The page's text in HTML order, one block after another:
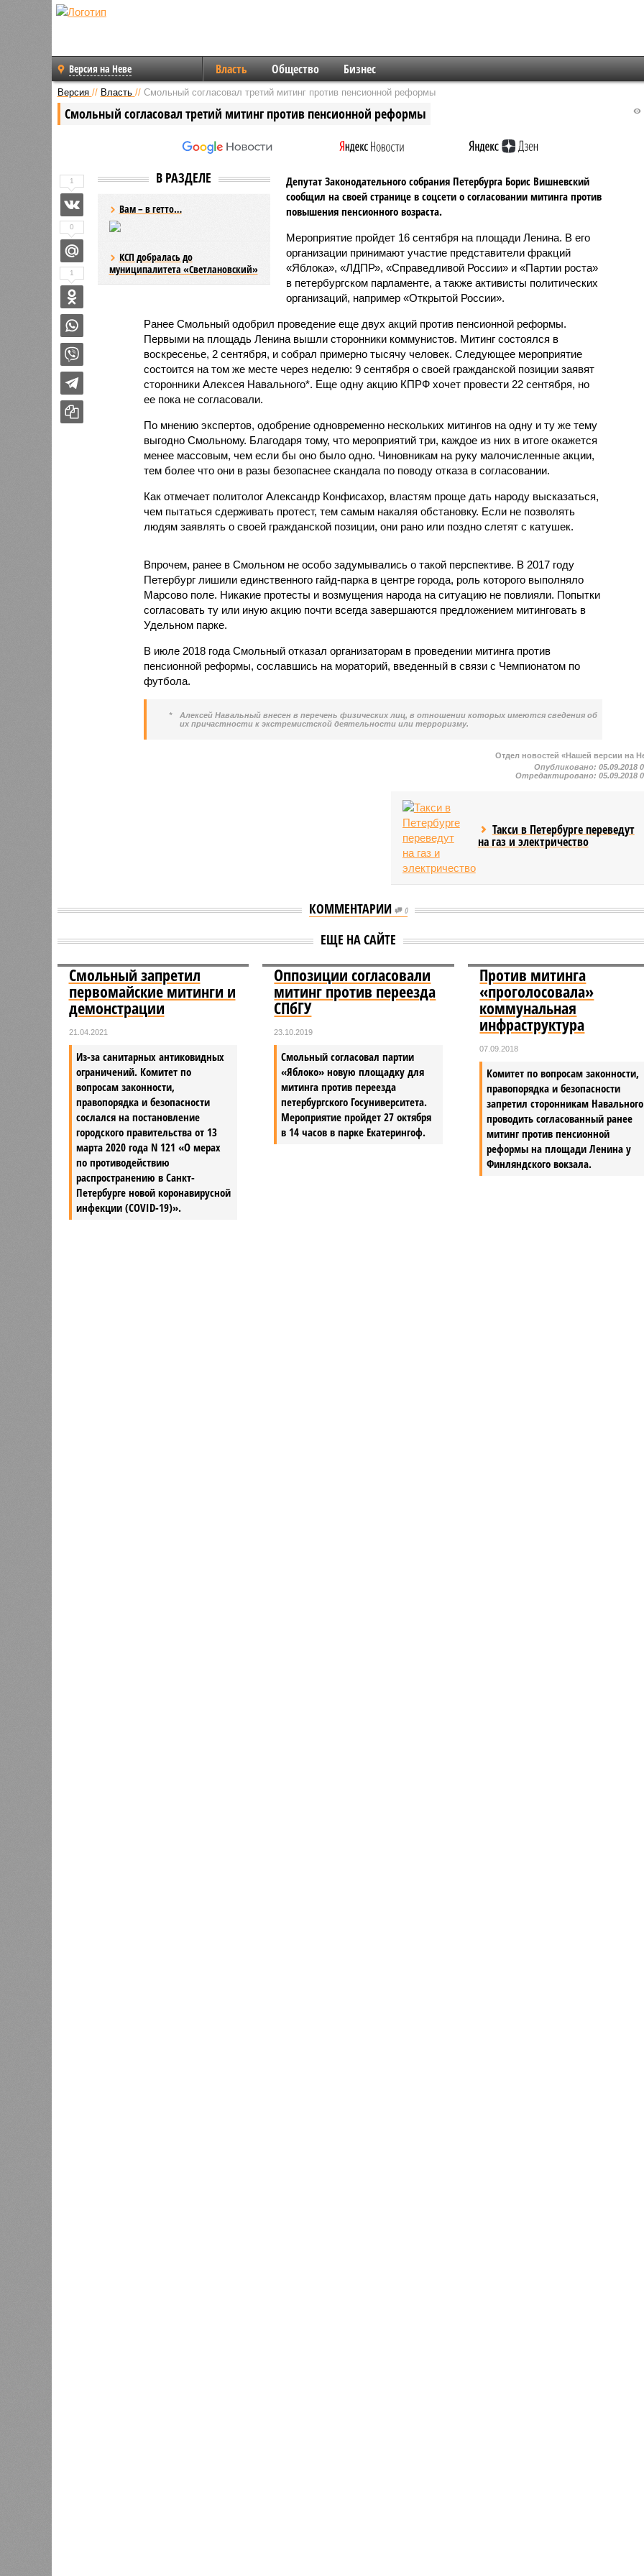
Версия на Неве Власть Общество Бизнес
Версия // Власть // Смольный согласовал третий митинг против пенсионной реформы
Смольный согласовал третий митинг против пенсионной реформы
В РАЗДЕЛЕ
Вам – в гетто…
КСП добралась до
муниципалитета «Светлановский»
Депутат Законодательного собрания Петербурга Борис Вишневский
сообщил на своей странице в соцсети о согласовании митинга против
повышения пенсионного возраста.
Мероприятие пройдет 16 сентября на площади Ленина. В его
организации принимают участие представители фракций
«Яблока», «ЛДПР», «Справедливой России» и «Партии роста»
в петербургском парламенте, а также активисты политических
организаций, например «Открытой России».
Ранее Смольный одобрил проведение еще двух акций против пенсионной реформы.
Первыми на площадь Ленина вышли сторонники коммунистов. Митинг состоялся в
воскресенье, 2 сентября, и собрал примерно тысячу человек. Следующее мероприятие
состоится на том же месте через неделю: 9 сентября о своей гражданской позиции заявят
сторонники Алексея Навального*. Еще одну акцию КПРФ хочет провести 22 сентября, но
ее пока не согласовали.
По мнению экспертов, одобрение одновременно нескольких митингов на одну и ту же тему
выгодно Смольному. Благодаря тому, что мероприятий три, каждое из них в итоге окажется
менее массовым, чем если бы оно было одно. Чиновникам на руку малочисленные акции,
тем более что они в разы безопаснее скандала по поводу отказа в согласовании.
Как отмечает политолог Александр Конфисахор, властям проще дать народу высказаться,
чем пытаться сдерживать протест, тем самым накаляя обстановку. Если не позволять
людям заявлять о своей гражданской позиции, они рано или поздно слетят с катушек.
Впрочем, ранее в Смольном не особо задумывались о такой перспективе. В 2017 году
Петербург лишили единственного гайд-парка в центре города, роль которого выполняло
Марсово поле. Никакие протесты и возмущения народа на ситуацию не повлияли. Попытки
согласовать ту или иную акцию почти всегда завершаются предложением митинговать в
Удельном парке.
В июле 2018 года Смольный отказал организаторам в проведении митинга против
пенсионной реформы, сославшись на мораторий, введенный в связи с Чемпионатом по
футбола.
*
Алексей Навальный внесен в перечень физических лиц, в отношении которых имеются сведения об
их причастности к экстремистской деятельности или терроризму.
1
0
1
Отдел новостей «Нашей версии на
Опубликовано:05.09.2018
Отредактировано:05.09.2018
Такси в Петербурге переведут
на газ и электричество
КОММЕНТАРИИ 0
ЕЩЕ НА САЙТЕ
Смольный запретил
первомайские митинги и
демонстрации
21.04.2021
Из-за санитарных антиковидных
ограничений. Комитет по
вопросам законности,
правопорядка и безопасности
сослался на постановление
городского правительства от 13
марта 2020 года N 121 «О мерах
по противодействию
распространению в Санкт-
Петербурге новой коронавирусной
инфекции (COVID-19)».
Оппозиции согласовали
митинг против переезда
СПбГУ
23.10.2019
Смольный согласовал партии
«Яблоко» новую площадку для
митинга против переезда
петербургского Госуниверситета.
Мероприятие пройдет 27 октября
в 14 часов в парке Екатерингоф.
Против митинга
«проголосовала»
коммунальная
инфраструктура
07.09.2018
Комитет по вопросам законности,
правопорядка и безопасности
запретил сторонникам Навального
проводить согласованный ранее
митинг против пенсионной
реформы на площади Ленина у
Финляндского вокзала.